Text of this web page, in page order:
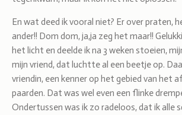
En wat deed ik vooral niet? Er over praten,
ander!! Dom dom, ja,ja zeg het maar!!
het licht en deelde ik na 3 weken stoeien,
mijn vriend, dat luchtte al een beetje op.
vriendin, een kenner op het gebied van het
paarden. Dat was wel even een flinke
Ondertussen was ik zo radeloos, dat ik alle